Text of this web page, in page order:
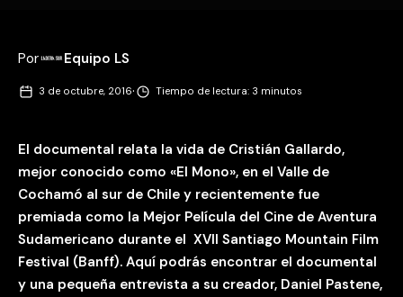
Por Equipo LS
3 de octubre, 2016· Tiempo de lectura: 3 minutos
El documental relata la vida de Cristián Gallardo,
mejor conocido como «El Mono», en el Valle de
Cochamó al sur de Chile y recientemente fue
premiada como la Mejor Película del Cine de Aventura
Sudamericano durante el XVII Santiago Mountain Film
Festival (Banff). Aquí podrás encontrar el documental
y una pequeña entrevista a su creador, Daniel Pastene,